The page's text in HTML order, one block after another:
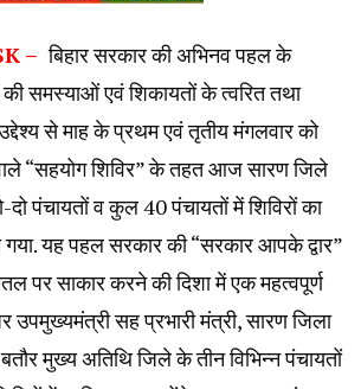
–बिहार सरकार की अभिनव पहल के
समस्याओं एवं शिकायतों के त्वरित तथा
से माह के प्रथम एवं तृतीय मंगलवार को
“सहयोग शिविर” के तहत आज सारण जिले
पंचायतों व कुल 40 पंचायतों में शिविरों का
यह पहल सरकार की “सरकार आपके द्वार”
पर साकार करने की दिशा में एक महत्वपूर्ण
सह प्रभारी मंत्री, सारण जिला
मुख्य अतिथि जिले के तीन विभिन्न पंचायतों